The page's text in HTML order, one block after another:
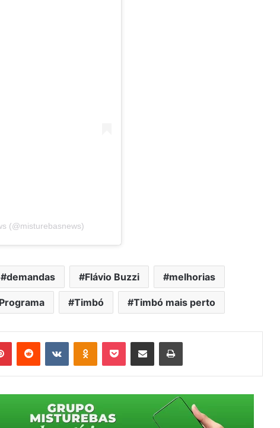
(@misturebasnews)
demandas Flávio Buzzi melhorias
Programa Timbó Timbó mais perto